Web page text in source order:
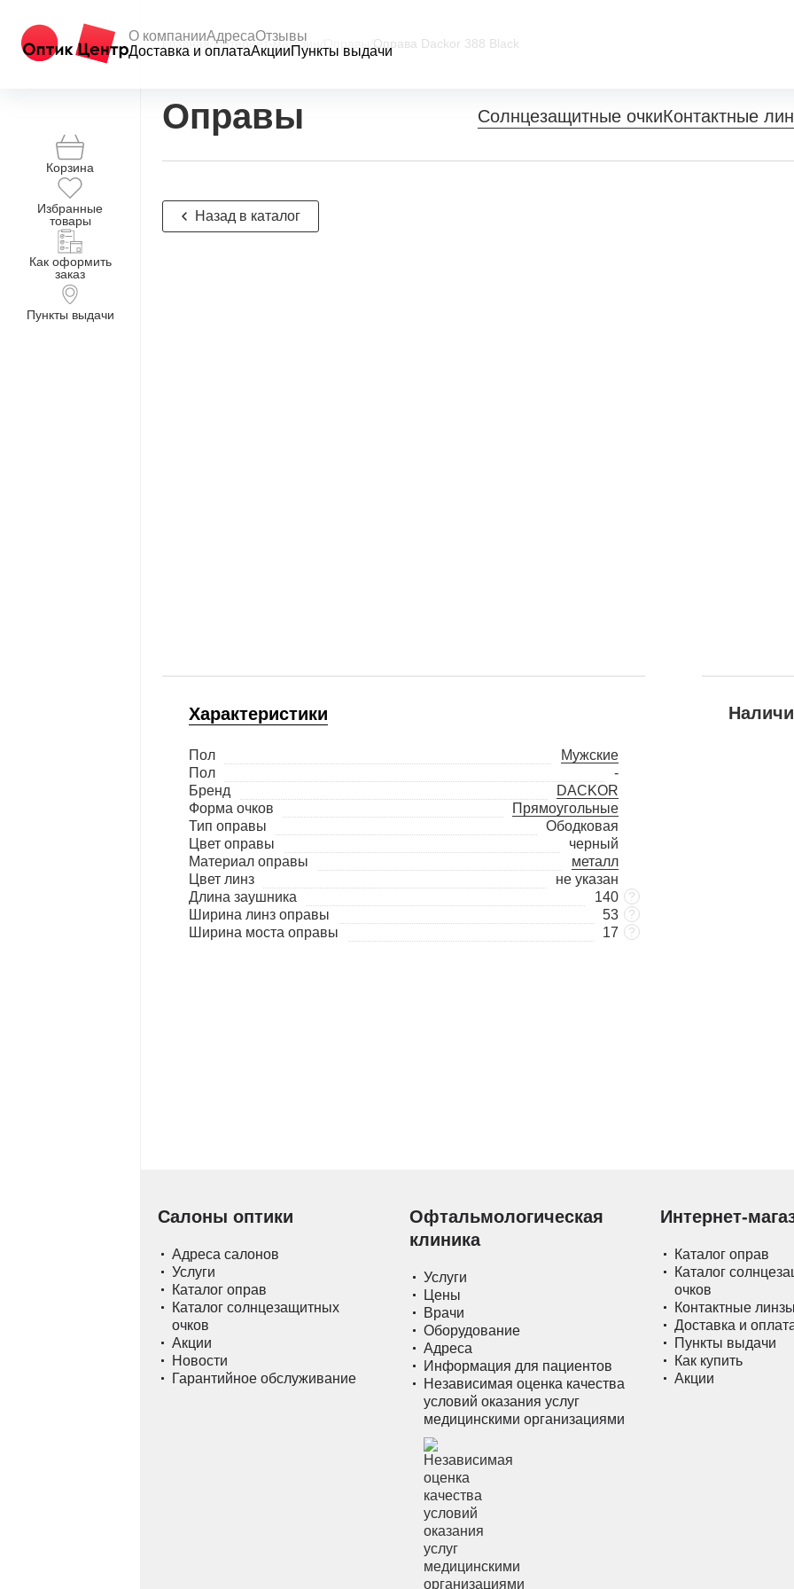
О компанииАдресаОтзывы
Доставка и оплатаАкцииПункты выдачи
Корзина
Избранные
товары
Как оформить
заказ
Пункты выдачи
Главная Интернет-магазин Оправа Dackor 388 Black
Оправы Солнцезащитные очкиКонтактные
Назад в каталог
Характеристики
Пол
Мужские
Пол
-
Бренд
DACKOR
Форма очков
Прямоугольные
Тип оправы
Ободковая
Цвет оправы
черный
Материал оправы
металл
Цвет линз
не указан
Длина заушника
140 ?
Ширина линз оправы 53 ?
Ширина моста оправы 17 ?
Салоны оптики
Адреса салонов
Услуги
Каталог оправ
Каталог солнцезащитных
очков
Акции
Новости
Гарантийное обслуживание
Офтальмологическая
клиника
Услуги
Цены
Врачи
Оборудование
Адреса
Информация для пациентов
Независимая оценка качества
условий оказания услуг
медицинскими организациями
Интернет-
Каталог оправ
Каталог
очков
Контактные линзы
Доставка и
Пункты выдачи
Как купить
Акции